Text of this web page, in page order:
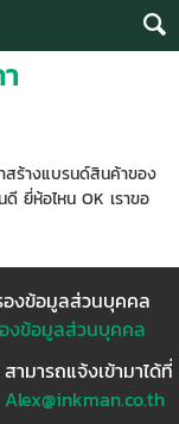
ร้างแบรนด์สินค้าของ
ยี่ห้อไหน OK เราขอ
งข้อมูลส่วนบุคคล
งข้อมูลส่วนบุคคล
มารถแจ้งเข้ามาได้ที่
Alex@inkman.co.th